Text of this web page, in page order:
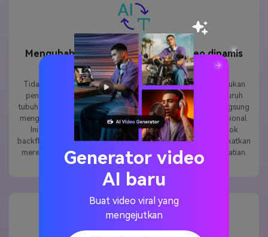
Mengubah foto apa pun menjadi video dinamis
dalam hitungan detik
Tidak ada kamera, tidak ada keterampilan aksi, tidak diperlukan
pengeditan yang rumit. Cukup unggah foto-selfie, foto seluruh
tubuh, foto gym, pakaian cosplay, apa pun-dan media.io langsung
mengubahnya menjadi animasi backflip yang tampak profesional.
Ini adalah cara tercepat untuk bergabung dengan tren tiktok
backflip, membuat konten lucu bersama teman, atau meningkatkan
merek pribadi Anda dengan video gerak yang menarik perhatian.
Generator video
AI baru
Buat video viral yang
mengejutkan